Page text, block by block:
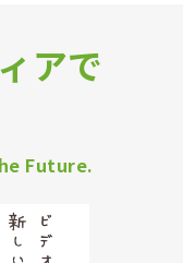
アで
Future.